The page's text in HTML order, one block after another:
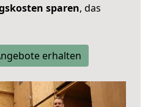
sparen, das
erhalten